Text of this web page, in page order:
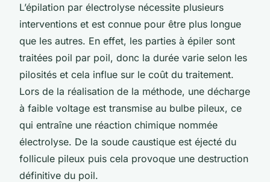
L’épilation par électrolyse nécessite plusieurs
interventions et est connue pour être plus longue
que les autres. En effet, les parties à épiler sont
traitées poil par poil, donc la durée varie selon les
pilosités et cela influe sur le coût du traitement.
Lors de la réalisation de la méthode, une décharge
à faible voltage est transmise au bulbe pileux, ce
qui entraîne une réaction chimique nommée
électrolyse. De la soude caustique est éjecté du
follicule pileux puis cela provoque une destruction
définitive du poil.